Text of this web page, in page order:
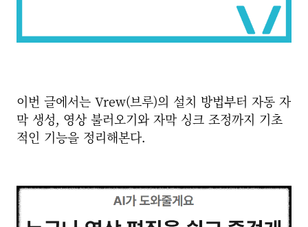
이번 글에서는 Vrew(브루)의 설치 방법부터 자동 자
막 생성, 영상 불러오기와 자막 싱크 조정까지 기초
적인 기능을 정리해본다.